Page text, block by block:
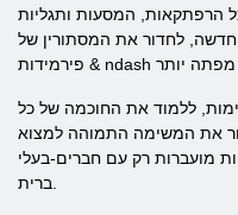
הרפתקאות, המסעות ותגליות
לחדור את המסתורין של
ללמוד את החוכמה של כל
את המשימה התמוהה למצוא
מועברות רק עם חברים-בעלי